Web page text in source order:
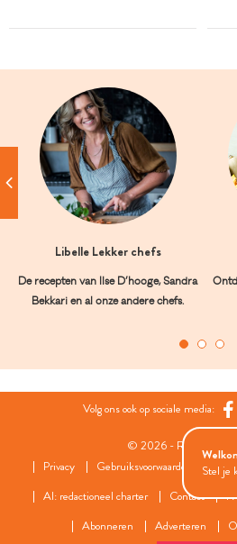
Libelle Lekker chefs
De recepten van Ilse D’hooge, Sandra
Bekkari en al onze andere chefs.
Volg ons ook op sociale media:
© 2026 - Roularta
Privacy
Gebruiksvoorwaarden
AI: redactioneel charter
Contact
Abonneren
Adverteren
Stel je